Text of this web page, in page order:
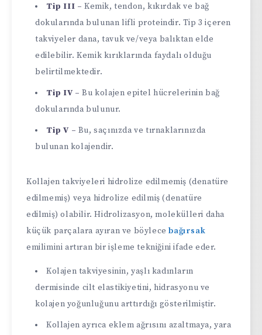
Tip III –Kemik, tendon, kıkırdak ve bağ
dokularında bulunan lifli proteindir. Tip 3 içeren
takviyeler dana, tavuk ve/veya balıktan elde
edilebilir. Kemik kırıklarında faydalı olduğu
belirtilmektedir.
Tip IV –Bu kolajen epitel hücrelerinin bağ
dokularında bulunur.
Tip V – Bu, saçınızda ve tırnaklarınızda
bulunan kolajendir.
Kollajen takviyeleri hidrolize edilmemiş (denatüre
edilmemiş) veya hidrolize edilmiş (denatüre
edilmiş) olabilir. Hidrolizasyon, molekülleri daha
küçük parçalara ayıran ve böylecebağırsak
emilimini artıran bir işleme tekniğini ifade eder.
Kolajen takviyesinin, yaşlı kadınların
dermisinde cilt elastikiyetini, hidrasyonu ve
kolajen yoğunluğunu arttırdığı gösterilmiştir.
Kollajen ayrıca eklem ağrısını azaltmaya, yara